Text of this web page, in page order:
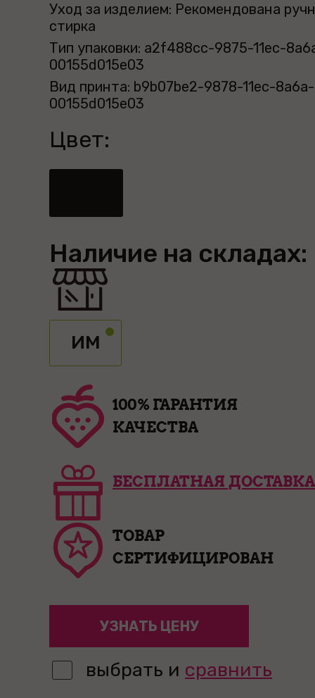
Уход за изделием: Рекомендована
стирка
Тип упаковки: a2f488cc-9875-11ec-
00155d015e03
Вид принта: b9b07be2-9878-11ec-8a6a-
00155d015e03
Цвет:
Наличие на складах:
ИМ
100% ГАРАНТИЯ
КАЧЕСТВА
БЕСПЛАТНАЯ ДОСТАВКА
ТОВАР
СЕРТИФИЦИРОВАН
УЗНАТЬ ЦЕНУ
выбрать и сравнить